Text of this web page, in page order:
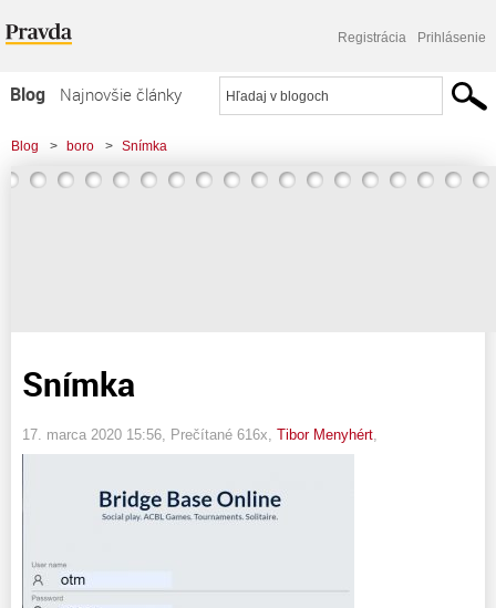
Registrácia Prihlásenie
Blog
Najnovšie články
Najčítanejšie články
Najkomentovanejšie články
Blog > boro > Snímka
Snímka
17. marca 2020 15:56 , Prečítané 616x, Tibor Menyhért